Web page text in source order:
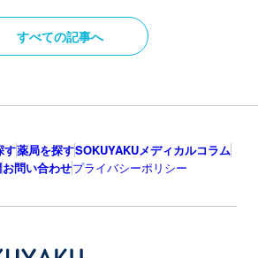
すべての記事へ
す薬局を探すSOKUYAKUメディカルコラム
お問い合わせプライバシーポリシー